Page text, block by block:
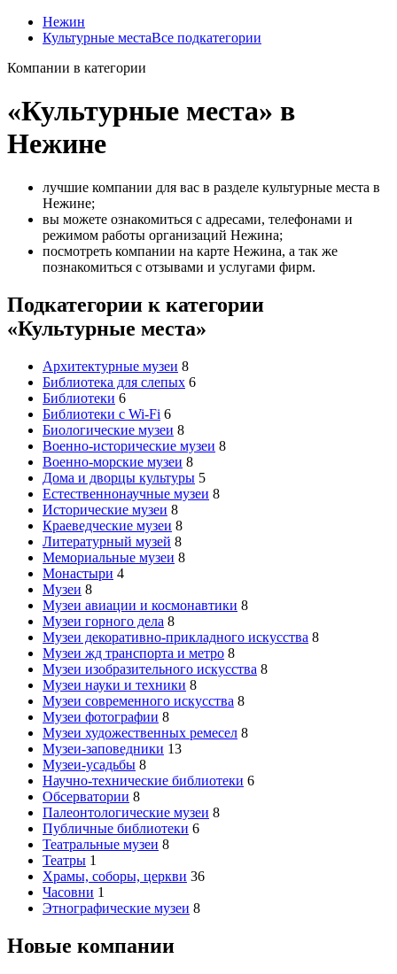
Нежин
Культурные местаВсе подкатегории
Компании в категории
«Культурные места» в
Нежине
лучшие компании для вас в разделе культурные места в
Нежине;
вы можете ознакомиться с адресами, телефонами и
режимом работы организаций Нежина;
посмотреть компании на карте Нежина, а так же
познакомиться с отзывами и услугами фирм.
Подкатегории к категории
«Культурные места»
Архитектурные музеи 8
Библиотека для слепых 6
Библиотеки 6
Библиотеки с Wi-Fi 6
Биологические музеи 8
Военно-исторические музеи 8
Военно-морские музеи 8
Дома и дворцы культуры 5
Естественнонаучные музеи 8
Исторические музеи 8
Краеведческие музеи 8
Литературный музей 8
Мемориальные музеи 8
Монастыри 4
Музеи 8
Музеи авиации и космонавтики 8
Музеи горного дела 8
Музеи декоративно-прикладного искусства 8
Музеи жд транспорта и метро 8
Музеи изобразительного искусства 8
Музеи науки и техники 8
Музеи современного искусства 8
Музеи фотографии 8
Музеи художественных ремесел 8
Музеи-заповедники 13
Музеи-усадьбы 8
Научно-технические библиотеки 6
Обсерватории 8
Палеонтологические музеи 8
Публичные библиотеки 6
Театральные музеи 8
Театры 1
Храмы, соборы, церкви 36
Часовни 1
Этнографические музеи 8
Новые компании